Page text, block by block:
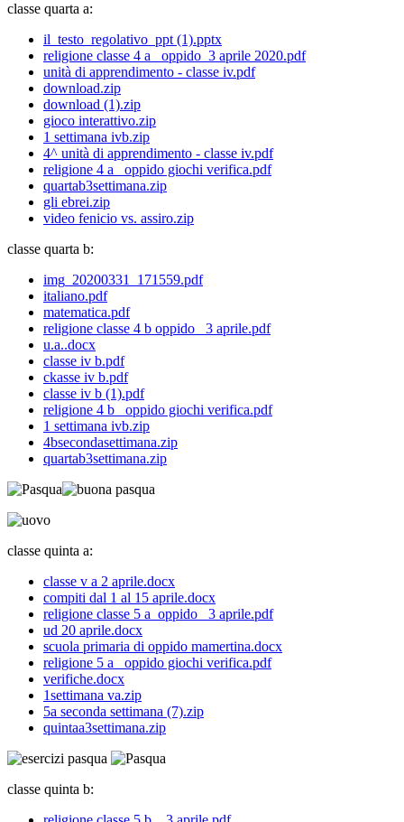
classe quarta a:
il_testo_regolativo_ppt (1).pptx
religione classe 4 a _oppido_3 aprile 2020.pdf
unità di apprendimento - classe iv.pdf
download.zip
download (1).zip
gioco interattivo.zip
1 settimana ivb.zip
4^ unità di apprendimento - classe iv.pdf
religione 4 a _oppido giochi verifica.pdf
quartab3settimana.zip
gli ebrei.zip
video fenicio vs. assiro.zip
classe quarta b:
img_20200331_171559.pdf
italiano.pdf
matematica.pdf
religione classe 4 b oppido_ 3 aprile.pdf
u.a..docx
classe iv b.pdf
ckasse iv b.pdf
classe iv b (1).pdf
religione 4 b _oppido giochi verifica.pdf
1 settimana ivb.zip
4bsecondasettimana.zip
quartab3settimana.zip
classe quinta a:
classe v a 2 aprile.docx
compiti dal 1 al 15 aprile.docx
religione classe 5 a_oppido_ 3 aprile.pdf
ud 20 aprile.docx
scuola primaria di oppido mamertina.docx
religione 5 a _oppido giochi verifica.pdf
verifiche.docx
1settimana va.zip
5a seconda settimana (7).zip
quintaa3settimana.zip
classe quinta b: